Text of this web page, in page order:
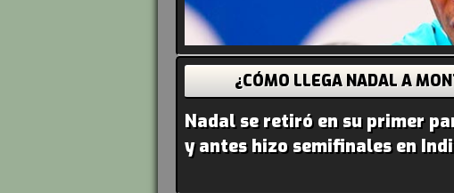
¿CÓMO LLEGA NADAL A
Nadal se retiró en su primer
y antes hizo semifinales en